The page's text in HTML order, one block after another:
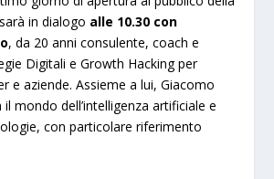
in dialogo alle 10.30 con
, da 20 anni consulente, coach e
Digitali e Growth Hacking per
e aziende. Assieme a lui, Giacomo
mondo dell’intelligenza artificiale e
con particolare riferimento